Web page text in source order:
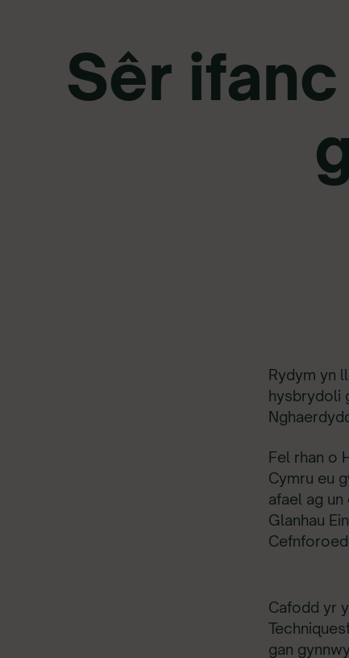
Sêr
Rydym yn
hysbrydoli
Fel rhan o
Cymru eu
afael ag un
Glanhau
Cafodd yr
gan